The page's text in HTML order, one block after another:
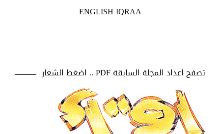
ENGLISH IQRAA
تصفح اعداد المجلة السابقة PDF .. اضغط الشعار